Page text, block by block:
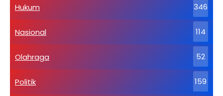
Hukum 346
Nasional 114
Olahraga 52
Politik 159